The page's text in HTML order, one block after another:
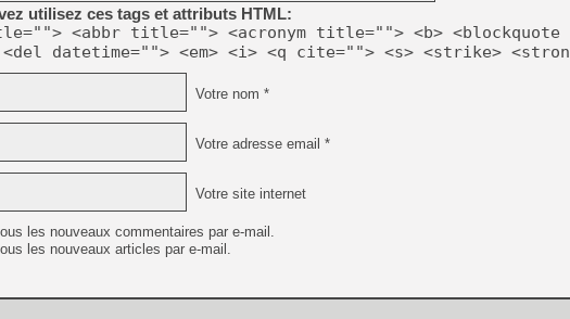
utilisez ces tags et attributs HTML:
<abbr title=""> <acronym title=""> <b> <blockquote
<del datetime=""> <em> <i> <q cite=""> <s> <strike>
Votre nom *
Votre adresse email *
Votre site internet
les nouveaux commentaires par e-mail.
les nouveaux articles par e-mail.